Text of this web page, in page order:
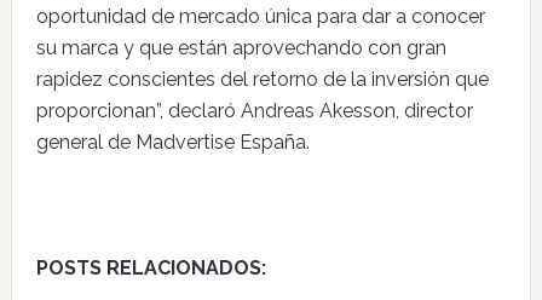
oportunidad de mercado única para dar a conocer
su marca y que están aprovechando con gran
rapidez conscientes del retorno de la inversión que
proporcionan”, declaró Andreas Akesson, director
general de Madvertise España.
POSTS RELACIONADOS: